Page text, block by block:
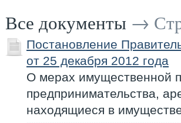
Все документы →
Постановление
от 25 декабря 2012 года
О мерах имущественной
предпринимательства,
находящиеся в